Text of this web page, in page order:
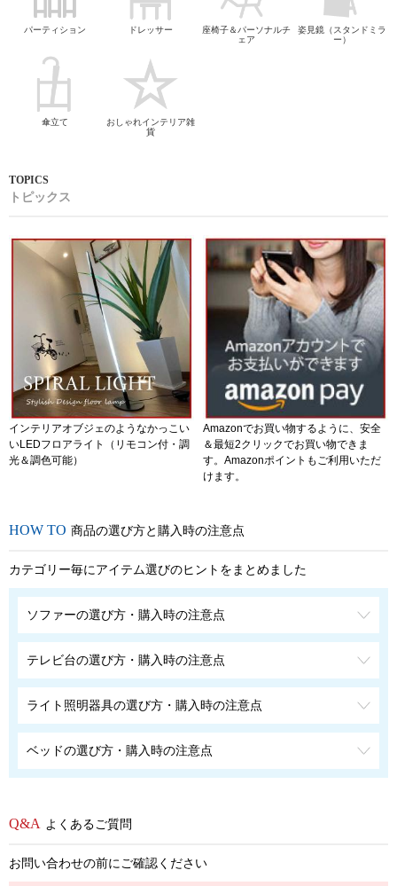
パーティション ドレッサー
座椅子＆パーソナルチ
ェア
姿見鏡（スタンドミラ
ー）
傘立て
おしゃれインテリア雑
貨
トピックス
インテリアオブジェのようなかっこい
いLEDフロアライト（リモコン付・調
光＆調色可能）
Amazonでお買い物するように、安全
＆最短2クリックでお買い物できま
す。Amazonポイントもご利用いただ
けます。
商品の選び方と購入時の注意点
カテゴリー毎にアイテム選びのヒントをまとめました
ソファーの選び方・購入時の注意点
テレビ台の選び方・購入時の注意点
ライト照明器具の選び方・購入時の注意点
ベッドの選び方・購入時の注意点
よくあるご質問
お問い合わせの前にご確認ください